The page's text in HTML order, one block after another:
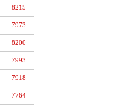
8215
7973
8200
7993
7918
7764